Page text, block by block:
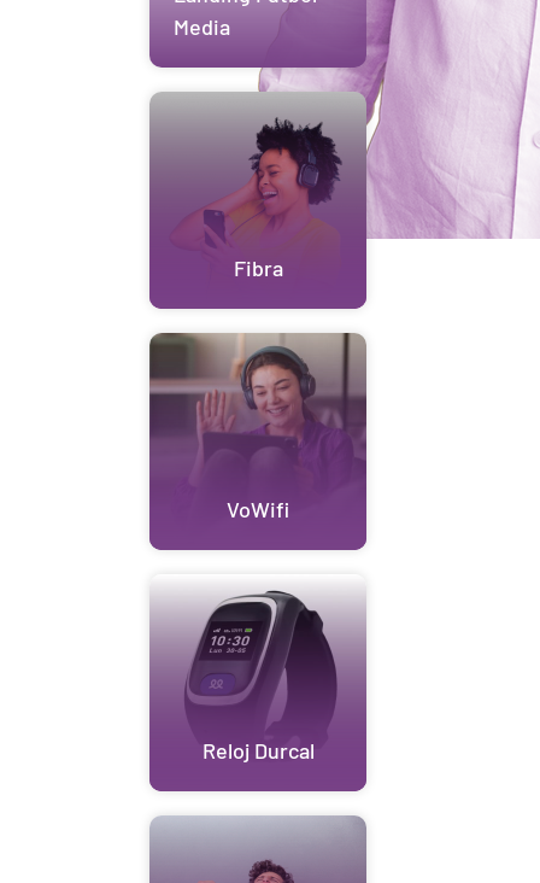
Media
Fibra
VoWifi
Reloj Durcal